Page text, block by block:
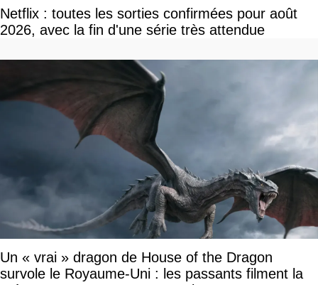
Netflix : toutes les sorties confirmées pour août
2026, avec la fin d'une série très attendue
Un « vrai » dragon de House of the Dragon
survole le Royaume-Uni : les passants filment la